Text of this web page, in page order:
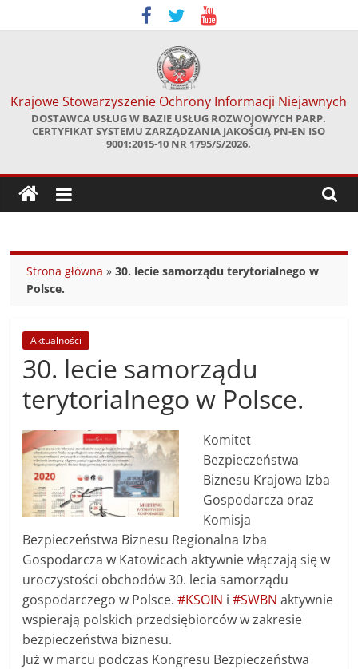
to
Krajowe Stowarzyszenie Ochrony Informacji Niejawnych
DOSTAWCA USŁUG W BAZIE USŁUG ROZWOJOWYCH PARP.
CERTYFIKAT SYSTEMU ZARZĄDZANIA JAKOŚCIĄ PN-EN ISO
9001:2015-10 NR 1795/S/2026.
Strona główna »30. lecie samorządu terytorialnego w
Polsce.
Aktualności
30. lecie samorządu
terytorialnego w Polsce.
Komitet
Bezpieczeństwa
Biznesu Krajowa Izba
Gospodarcza oraz
Komisja
Bezpieczeństwa Biznesu Regionalna Izba
Gospodarcza w Katowicach aktywnie włączają się w
uroczystości obchodów 30. lecia samorządu
gospodarczego w Polsce.#KSOIN i#SWBN aktywnie
wspierają polskich przedsiębiorców w zakresie
bezpieczeństwa biznesu.
Już w marcu podczas Kongresu Bezpieczeństwa